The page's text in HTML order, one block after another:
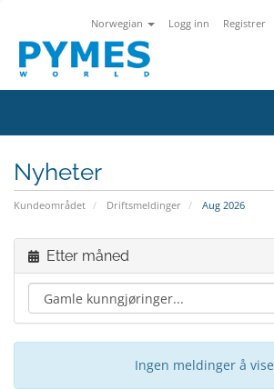
Norwegian Logg inn Registrer
Nyheter
Kundeområdet Driftsmeldinger Aug 2026
Etter måned
Ingen meldinger å vise